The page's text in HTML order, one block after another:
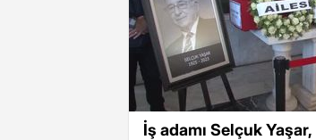
İş adamı Selçuk